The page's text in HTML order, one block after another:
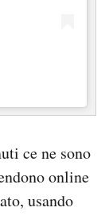
ce ne sono
online
usando